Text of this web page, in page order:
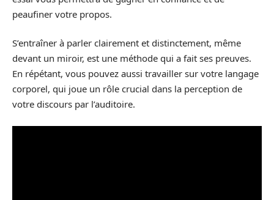
peaufiner votre propos.
S’entraîner à parler clairement et distinctement, même
devant un miroir, est une méthode qui a fait ses preuves.
En répétant, vous pouvez aussi travailler sur votre langage
corporel, qui joue un rôle crucial dans la perception de
votre discours par l’auditoire.